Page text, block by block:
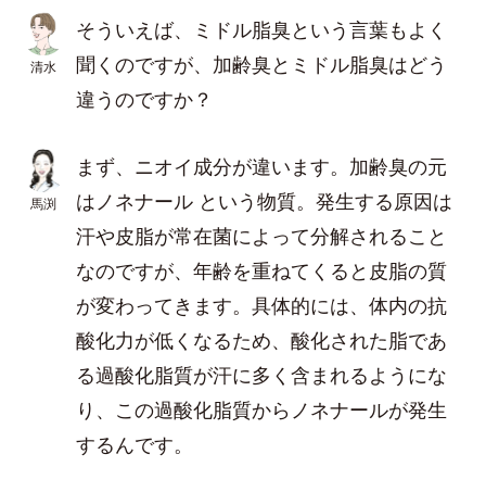
清水
そういえば、ミドル脂臭という言葉もよく
聞くのですが、加齢臭とミドル脂臭はどう
違うのですか？
馬渕
まず、ニオイ成分が違います。加齢臭の元
はノネナール という物質。発生する原因は
汗や皮脂が常在菌によって分解されること
なのですが、年齢を重ねてくると皮脂の質
が変わってきます。具体的には、体内の抗
酸化力が低くなるため、酸化された脂であ
る過酸化脂質が汗に多く含まれるようにな
り、この過酸化脂質からノネナールが発生
するんです。